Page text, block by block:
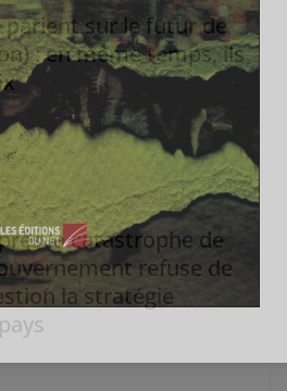
parient sur le futur de
: en même temps, ils
la catastrophe de
refuse de
la stratégie